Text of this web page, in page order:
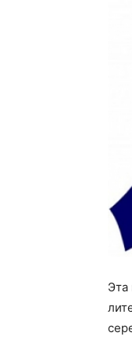
Эта